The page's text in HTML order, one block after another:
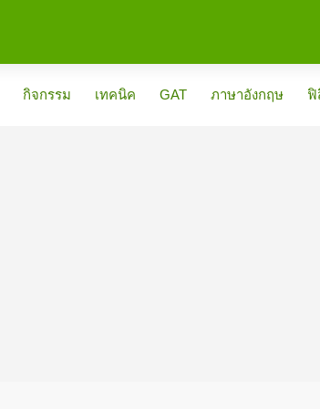
กิจกรรม เทคนิค GAT ภาษาอังกฤษ ฟิ